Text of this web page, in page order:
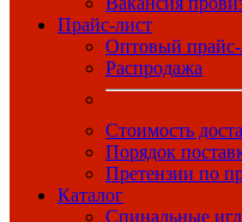
Прайс-лист
Оптовый прайс-
Распродажа
Стоимость
Порядок
Претензии по
Каталог
Спинальные